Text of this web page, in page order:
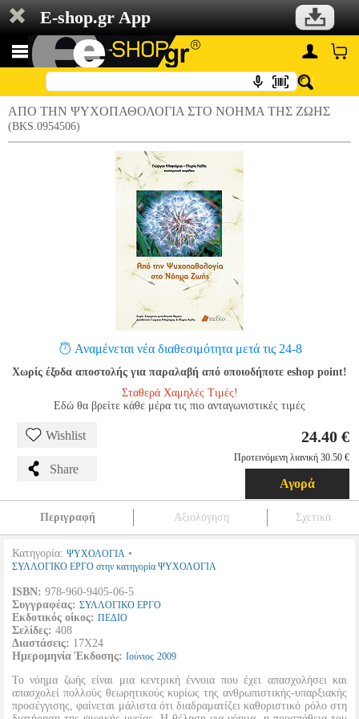
E-shop.gr App
ΑΠΟ ΤΗΝ ΨΥΧΟΠΑΘΟΛΟΓΙΑ ΣΤΟ ΝΟΗΜΑ ΤΗΣ ΖΩΗΣ
(BKS.0954506)
Αναμένεται νέα διαθεσιμότητα μετά τις 24-8
Χωρίς έξοδα αποστολής για παραλαβή από οποιοδήποτε eshop point!
Σταθερά Χαμηλές Τιμές!
Εδώ θα βρείτε κάθε μέρα τις πιο ανταγωνιστικές τιμές
Wishlist
Share
24.40 €
Προτεινόμενη λιανική 30.50 €
Αγορά
Περιγραφή Αξιολόγηση Σχετικά
Κατηγορία: ΨΥΧΟΛΟΓΙΑ •
ΣΥΛΛΟΓΙΚΟ ΕΡΓΟ στην κατηγορία ΨΥΧΟΛΟΓΙΑ
ISBN: 978-960-9405-06-5
Συγγραφέας: ΣΥΛΛΟΓΙΚΟ ΕΡΓΟ
Εκδοτικός οίκος: ΠΕΔΙΟ
Σελίδες: 408
Διαστάσεις: 17Χ24
Ημερομηνία Έκδοσης: Ιούνιος 2009
Το νόημα ζωής είναι μια κεντρική έννοια που έχει απασχολήσει και
απασχολεί πολλούς θεωρητικούς κυρίως της ανθρωπιστικής-υπαρξιακής
προσέγγισης, φαίνεται μάλιστα ότι διαδραματίζει καθοριστικό ρόλο στη